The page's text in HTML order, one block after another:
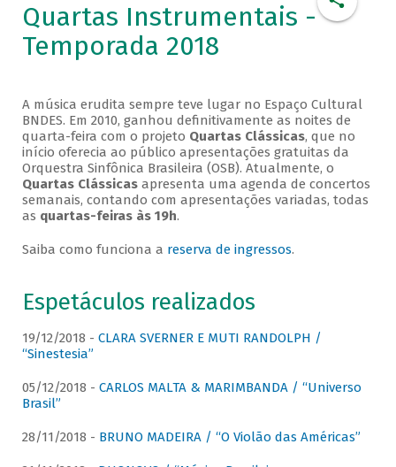
Quartas Instrumentais -
Temporada 2018
A música erudita sempre teve lugar no Espaço Cultural
BNDES. Em 2010, ganhou definitivamente as noites de
quarta-feira com o projeto Quartas Clássicas, que no
início oferecia ao público apresentações gratuitas da
Orquestra Sinfônica Brasileira (OSB). Atualmente, o
Quartas Clássicasapresenta uma agenda de concertos
semanais, contando com apresentações variadas, todas
as quartas-feiras às 19h.
Saiba como funciona a reserva de ingressos.
Espetáculos realizados
19/12/2018 - CLARA SVERNER E MUTI RANDOLPH /
“Sinestesia”
05/12/2018 - CARLOS MALTA & MARIMBANDA / “Universo
Brasil”
28/11/2018 - BRUNO MADEIRA / “O Violão das Américas”